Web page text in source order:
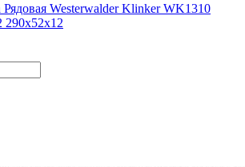
Westerwalder Klinker WK1310
290x52x12